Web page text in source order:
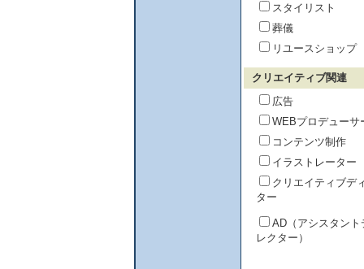
スタイリスト
葬儀
リユースショップ
クリエイティブ関連
広告
WEBプロデューサ
コンテンツ制作
イラストレーター
クリエイティブデ
ター
AD（アシスタント
レクター）